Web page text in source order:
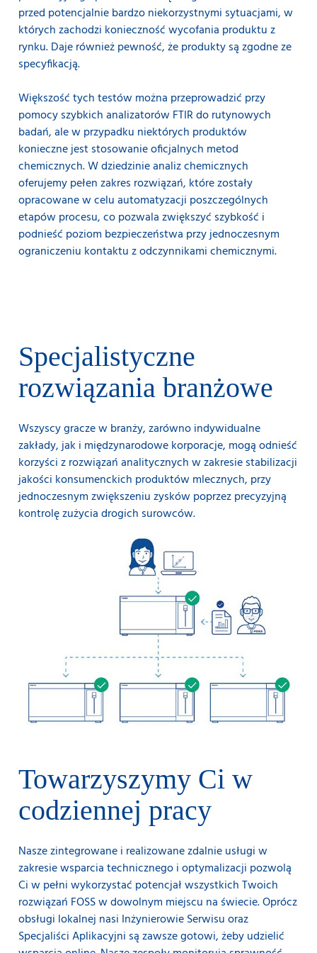
NIR o wysokiej stabilności mogą być stosowane do
regularnego monitorowania efektywności urządzeń
wykorzystywanych do analizy in-line.
Na przykład oznaczanie białka bezpośrednio za filtrem
permeatu w celu uzyskania lepszych rezultatów na
dalszych etapach procesu. Zakład produkujący rocznie
10 000 ton mleka w proszku może obniżyć stosunek
białka do suchej masy beztłuszczowej o 0,6%, co
pozwoliłoby zaoszczędzić 250 000 Euro w skali roku. Na
tej samej zasadzie precyzyjna kontrola wilgotności
pozwala zwiększać zyski na etapie procesu suszenia,
który wiąże się z dużym zużyciem energii. Poprzez
zbliżenie się do specyfikacji docelowej o 0,1% zakład
produkujący 70 000 ton mleka w proszku rocznie może
zwiększyć produkcję o wolumen odpowiadający 147
000 EUR.
przed potencjalnie bardzo niekorzystnymi sytuacjami, w
których zachodzi konieczność wycofania produktu z
rynku. Daje również pewność, że produkty są zgodne ze
specyfikacją.
Większość tych testów można przeprowadzić przy
pomocy szybkich analizatorów FTIR do rutynowych
badań, ale w przypadku niektórych produktów
konieczne jest stosowanie oficjalnych metod
chemicznych. W dziedzinie analiz chemicznych
oferujemy pełen zakres rozwiązań, które zostały
opracowane w celu automatyzacji poszczególnych
etapów procesu, co pozwala zwiększyć szybkość i
podnieść poziom bezpieczeństwa przy jednoczesnym
ograniczeniu kontaktu z odczynnikami chemicznymi.
Specjalistyczne
rozwiązania branżowe
Wszyscy gracze w branży, zarówno indywidualne
zakłady, jak i międzynarodowe korporacje, mogą odnieść
korzyści z rozwiązań analitycznych w zakresie stabilizacji
jakości konsumenckich produktów mlecznych, przy
jednoczesnym zwiększeniu zysków poprzez precyzyjną
kontrolę zużycia drogich surowców.
Towarzyszymy Ci w
codziennej pracy
Nasze zintegrowane i realizowane zdalnie usługi w
zakresie wsparcia technicznego i optymalizacji pozwolą
Ci w pełni wykorzystać potencjał wszystkich Twoich
rozwiązań FOSS w dowolnym miejscu na świecie. Oprócz
obsługi lokalnej nasi Inżynierowie Serwisu oraz
Specjaliści Aplikacyjni są zawsze gotowi, żeby udzielić